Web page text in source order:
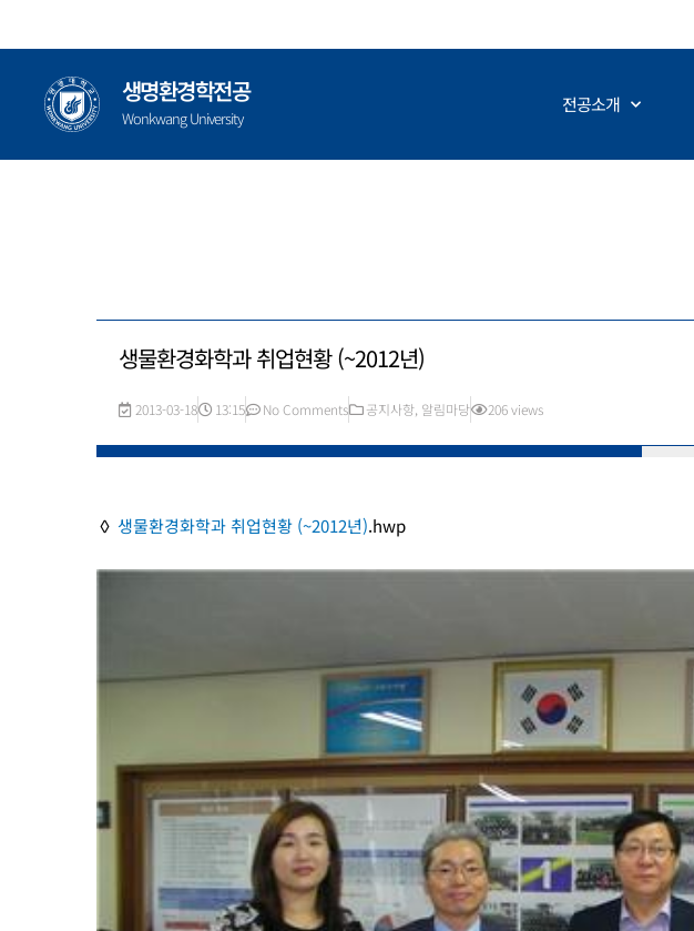
생명환경학전공
Wonkwang University
전공소개
생물환경화학과 취업현황 (~2012년)
2013-03-18 13:15 No Comments 공지사항, 알림마당 206 views
◊ 생물환경화학과 취업현황 (~2012년).hwp